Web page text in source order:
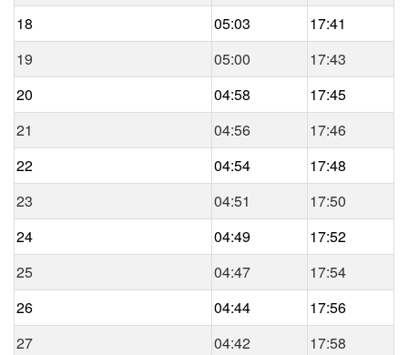
18
05:03
17:41
19
05:00
17:43
20
04:58
17:45
21
04:56
17:46
22
04:54
17:48
23
04:51
17:50
24
04:49
17:52
25
04:47
17:54
26
04:44
17:56
27
04:42
17:58